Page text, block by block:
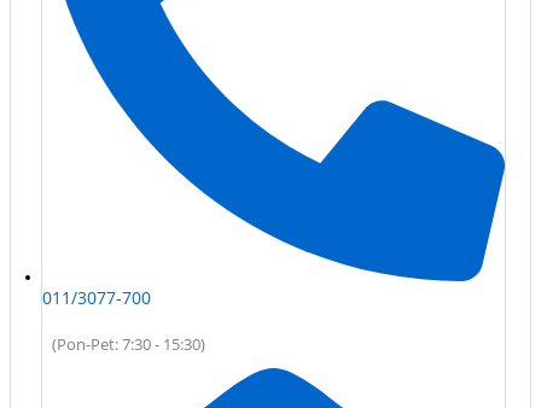
011/3077-700
(Pon-Pet: 7:30 - 15:30)